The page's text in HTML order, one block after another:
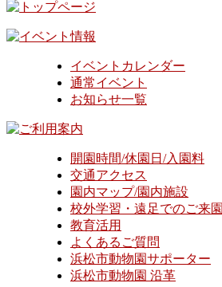
イベントカレンダー
通常イベント
お知らせ一覧
開園時間/休園日/入園料
交通アクセス
園内マップ/園内施設
校外学習・遠足でのご来園
教育活用
よくあるご質問
浜松市動物園サポーター
浜松市動物園 沿革